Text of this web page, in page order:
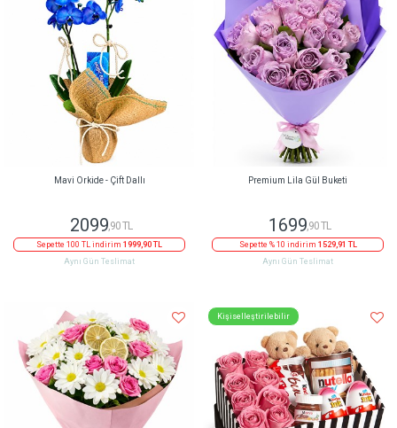
Mavi Orkide - Çift Dallı
2099 ,90 TL
Sepette 100 TL indirim 1999,90 TL
Aynı Gün Teslimat
Premium Lila Gül Buketi
1699 ,90 TL
Sepette % 10 indirim 1529,91 TL
Aynı Gün Teslimat
Kişiselleştirilebilir